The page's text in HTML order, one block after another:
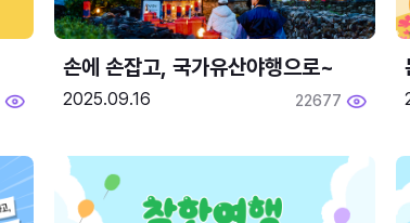
손에 손잡고, 국가유산야행으로~
2025.09.16 22677